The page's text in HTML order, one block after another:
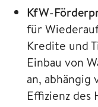
KfW-
für
Kredite und
Einbau von
an,
Effizienz des